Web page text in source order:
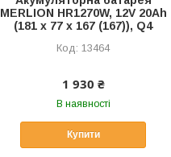
MERLION HR1270W, 12V 20Ah
(181 х 77 х 167 (167)), Q4
13464
1 930 ₴
В наявності
Купити